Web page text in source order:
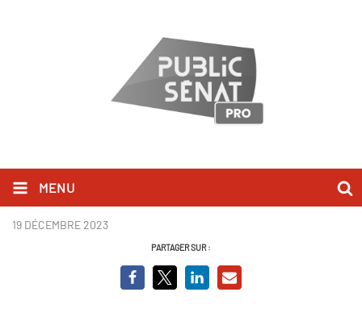
MENU
bruno retailleau.png
19 DÉCEMBRE 2023
PARTAGER SUR :